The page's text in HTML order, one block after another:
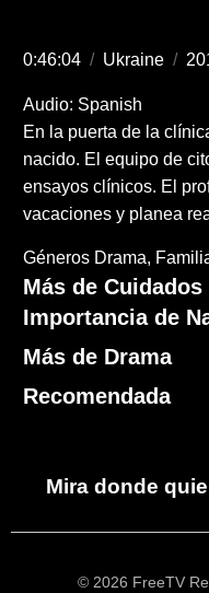
0:46:04 / Ukraine /
Audio: Spanish
En la puerta de la
nacido. El equipo de
ensayos clínicos. El
vacaciones y planea
Géneros Drama
Más de
Importancia de
Más de Drama
Recomendada
Mira donde
© 2026 FreeTV